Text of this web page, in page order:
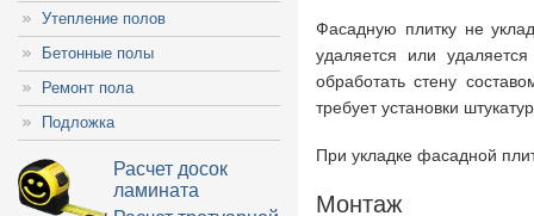
Фасадную плитку не
удаляется или
обработать стену
требует установки
При укладке фасадной
Монтаж
Утепление полов
Бетонные полы
Ремонт пола
Подложка
Расчет досок
ламината